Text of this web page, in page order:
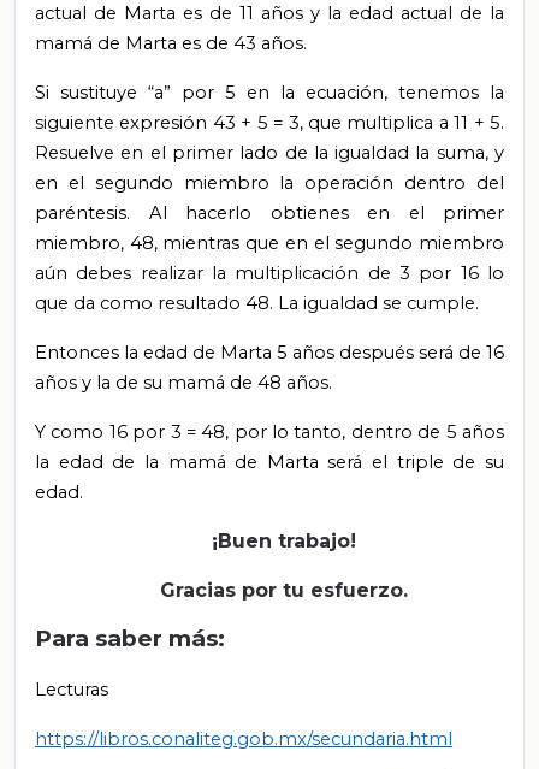
actual de Marta es de 11 años y la edad actual de la
mamá de Marta es de 43 años.
Si sustituye “a” por 5 en la ecuación, tenemos la
siguiente expresión 43 + 5 = 3, que multiplica a 11 + 5.
Resuelve en el primer lado de la igualdad la suma, y
en el segundo miembro la operación dentro del
paréntesis. Al hacerlo obtienes en el primer
miembro, 48, mientras que en el segundo miembro
aún debes realizar la multiplicación de 3 por 16 lo
que da como resultado 48. La igualdad se cumple.
Entonces la edad de Marta 5 años después será de 16
años y la de su mamá de 48 años.
Y como 16 por 3 = 48, por lo tanto, dentro de 5 años
la edad de la mamá de Marta será el triple de su
edad.
¡Buen trabajo!
Gracias por tu esfuerzo.
Para saber más:
Lecturas
https://libros.conaliteg.gob.mx/secundaria.html